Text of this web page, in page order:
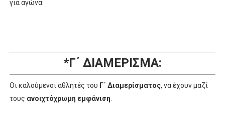
για αγώνα:
*Γ΄ ΔΙΑΜΕΡΙΣΜΑ:
Οι καλούμενοι αθλητές του Γ΄ Διαμερίσματος, να έχουν μαζί
τους ανοιχτόχρωμη εμφάνιση